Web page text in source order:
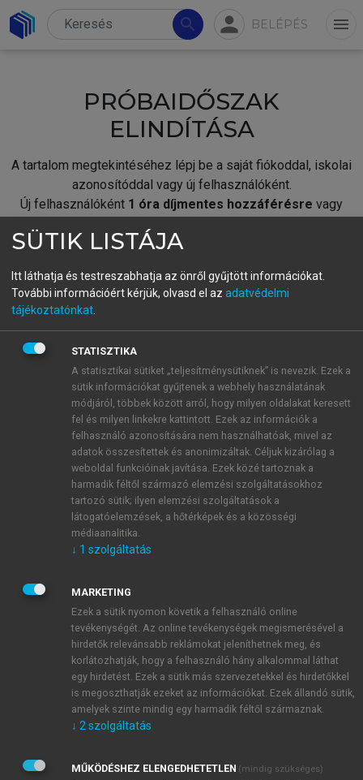
search person BELÉPÉS menu
PRÓBAIDŐSZAK
ELINDÍTÁSA
A tartalom megtekintéséhez lépj be a saját fiókoddal, iskolai
azonosítóddal vagy új felhasználóként.
Új felhasználóként 1 óra díjmentes hozzáférésre vagy
fiókoddal,vagy hozz létre új fiókot.
A regisztráció után apróbaidőszakautomatikusan
BELÉPÉS SAJÁT FIÓKKAL
ÚJ FIÓK LÉTREHOZÁSA
1 óra díjmentes hozzáférés
E-MAIL-CÍM
JELSZÓ
JELSZÓ ÚJRA
Kérek értesítést a MeRSZ újdonságairól, akcióiról.
Kérek értesítést az Akadémiai Kiadó Zrt. újdonságairól,
Adatkezelési tájékoztatóbanfoglaltakat tudomásul
SÜTIK LISTÁJA
Itt láthatja és testreszabhatja az önről gyűjtött információkat.
További információért kérjük, olvasd el az adatvédelmi
tájékoztatónkat
STATISZTIKA
A statisztikai sütiket „teljesítménysütiknek” is nevezik. Ezek a
sütik információkat gyűjtenek a webhely használatának
módjáról, többek között arról, hogy milyen oldalakat keresett
fel és milyen linkekre kattintott. Ezek az információk a
felhasználó azonosítására nem használhatóak, mivel az
adatok összesítettek és anonimizáltak. Céljuk kizárólag a
weboldal funkcióinak javítása. Ezek közé tartoznak a
harmadik féltől származó elemzési szolgáltatásokhoz
tartozó sütik; ilyen elemzési szolgáltatások a
látogatóelemzések, a hőtérképek és a közösségi
médiaanalitika.
↓ 1 szolgáltatás
MARKETING
Ezek a sütik nyomon követik a felhasználó online
tevékenységét. Az online tevékenységek megismerésével a
hirdetők relevánsabb reklámokat jeleníthetnek meg, és
korlátozhatják, hogy a felhasználó hány alkalommal láthat
egy hirdetést. Ezek a sütik más szervezetekkel és hirdetőkkel
is megoszthatják ezeket az információkat. Ezek állandó sütik,
amelyek szinte mindig egy harmadik féltől származnak.
↓ 2 szolgáltatás
MŰKÖDÉSHEZ ELENGEDHETETLEN (mindig szükséges)